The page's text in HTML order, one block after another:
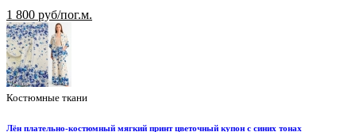
1 800 руб/пог.м.
Костюмные ткани
Лён плательно-костюмный мягкий принт цветочный купон с синих тонах